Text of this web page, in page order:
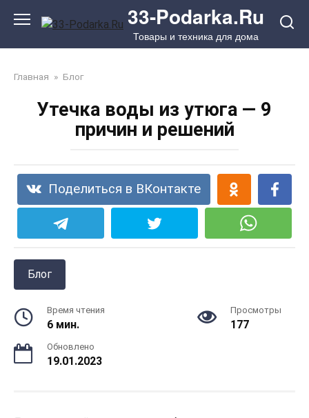
33-Podarka.Ru
Товары и техника для дома
Главная » Блог
Утечка воды из утюга — 9
причин и решений
Поделиться в ВКонтакте
Блог
Время чтения
6 мин.
Просмотры
177
Обновлено
19.01.2023